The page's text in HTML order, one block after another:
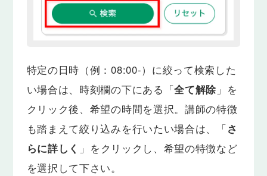
特定の日時（例：08:00-）に絞って検索した
い場合は、時刻欄の下にある「全て解除 」を
クリック後、希望の時間を選択。講師の特徴
も踏まえて絞り込みを行いたい場合は、「さ
らに詳しく 」をクリックし、希望の特徴など
を選択して下さい。